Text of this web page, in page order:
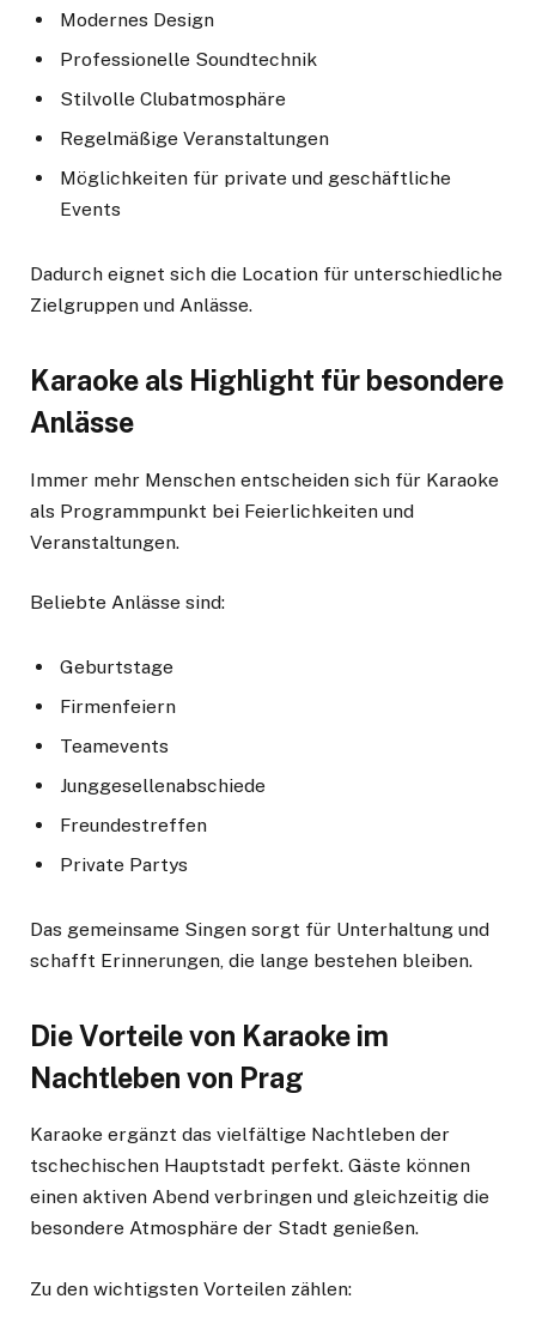
Modernes Design
Professionelle Soundtechnik
Stilvolle Clubatmosphäre
Regelmäßige Veranstaltungen
Möglichkeiten für private und geschäftliche
Events
Dadurch eignet sich die Location für unterschiedliche
Zielgruppen und Anlässe.
Karaoke als Highlight für besondere
Anlässe
Immer mehr Menschen entscheiden sich für Karaoke
als Programmpunkt bei Feierlichkeiten und
Veranstaltungen.
Beliebte Anlässe sind:
Geburtstage
Firmenfeiern
Teamevents
Junggesellenabschiede
Freundestreffen
Private Partys
Das gemeinsame Singen sorgt für Unterhaltung und
schafft Erinnerungen, die lange bestehen bleiben.
Die Vorteile von Karaoke im
Nachtleben von Prag
Karaoke ergänzt das vielfältige Nachtleben der
tschechischen Hauptstadt perfekt. Gäste können
einen aktiven Abend verbringen und gleichzeitig die
besondere Atmosphäre der Stadt genießen.
Zu den wichtigsten Vorteilen zählen: